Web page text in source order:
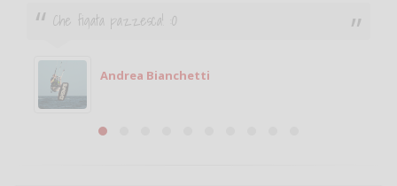
Ciao. Sono a Treviglio da poco e vorrei tornare a
giocare. Se sei in zona e puoi giocare fammi sapere.
Michele
Michele Miglionico